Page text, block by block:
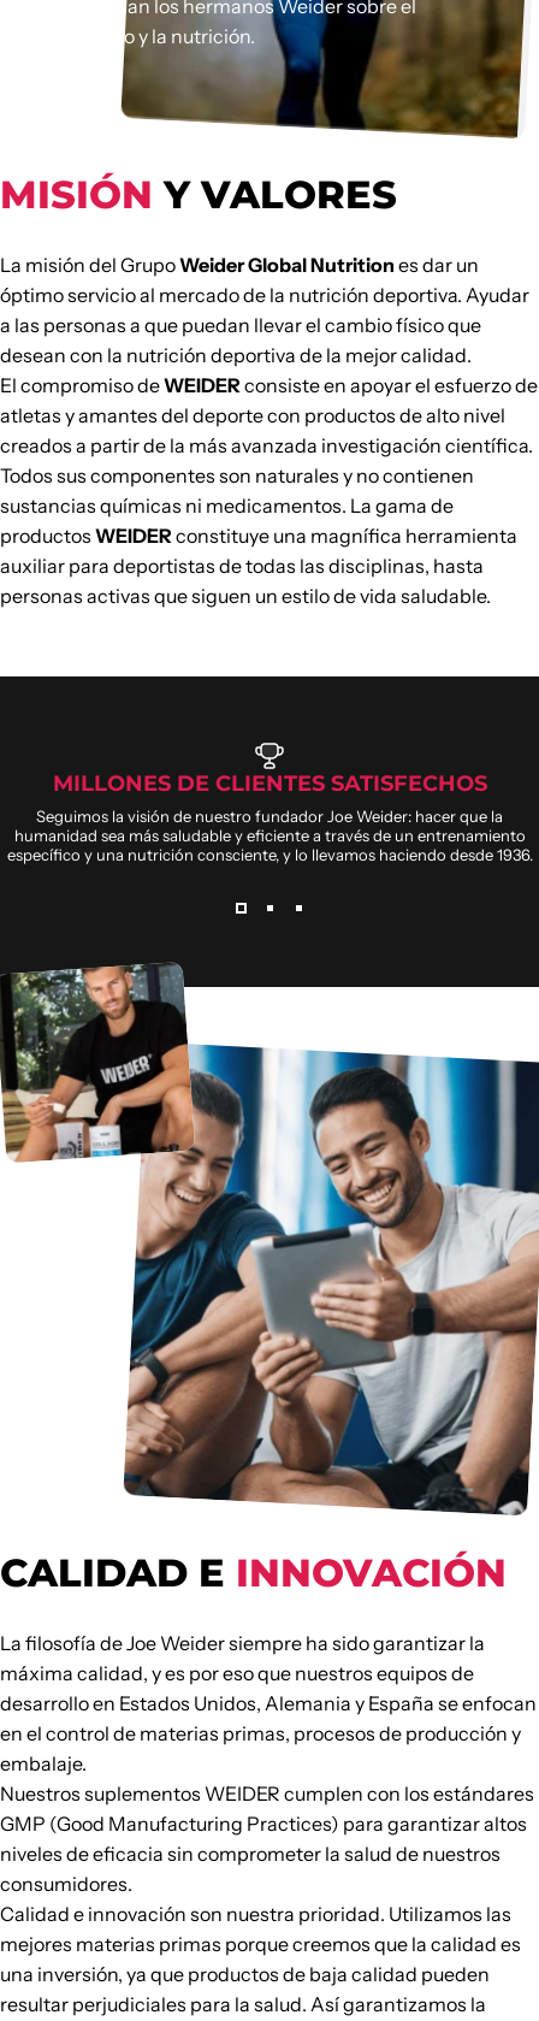
visión que tenían los hermanos Weider sobre el
entrenamiento y la nutrición.
MISIÓN Y VALORES
La misión del GrupoWeider Global Nutrition es dar un
óptimo servicio al mercado de la nutrición deportiva. Ayudar
a las personas a que puedan llevar el cambio físico que
desean con la nutrición deportiva de la mejor calidad.
El compromiso deWEIDERconsiste en apoyar el esfuerzo de
atletas y amantes del deporte con productos de alto nivel
creados a partir de la más avanzada investigación científica.
Todos sus componentes son naturales y no contienen
sustancias químicas ni medicamentos. La gama de
productos WEIDERconstituye una magnífica herramienta
auxiliar para deportistas de todas las disciplinas, hasta
personas activas que siguen un estilo de vida saludable.
MILLONES DE CLIENTES SATISFECHOS
Seguimos la visión de nuestro fundador Joe Weider: hacer que la
humanidad sea más saludable y eficiente a través de un entrenamiento
específico y una nutrición consciente, y lo llevamos haciendo desde 1936.
CALIDAD E INNOVACIÓN
La filosofía de Joe Weider siempre ha sido garantizar la
máxima calidad, y es por eso que nuestros equipos de
desarrollo en Estados Unidos, Alemania y España se enfocan
en el control de materias primas, procesos de producción y
embalaje.
Nuestros suplementos WEIDER cumplen con los estándares
GMP (Good Manufacturing Practices) para garantizar altos
niveles de eficacia sin comprometer la salud de nuestros
consumidores.
Calidad e innovación son nuestra prioridad. Utilizamos las
mejores materias primas porque creemos que la calidad es
una inversión, ya que productos de baja calidad pueden
resultar perjudiciales para la salud. Así garantizamos la